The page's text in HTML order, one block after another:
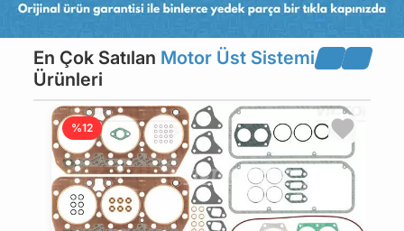
En Çok Satılan Motor Üst Sistemi
Ürünleri
%12